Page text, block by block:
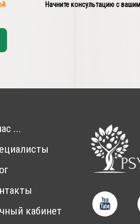
Начните консультацию с
...
кабинет